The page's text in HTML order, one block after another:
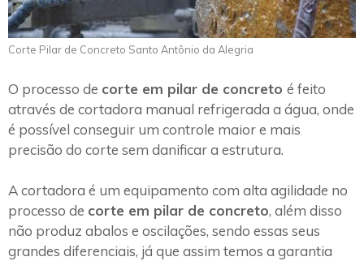
Corte Pilar de Concreto Santo Antônio da Alegria
O processo de corte em pilar de concreto é feito
através de cortadora manual refrigerada a água, onde
é possível conseguir um controle maior e mais
precisão do corte sem danificar a estrutura.
A cortadora é um equipamento com alta agilidade no
processo de corte em pilar de concreto, além disso
não produz abalos e oscilações, sendo essas seus
grandes diferenciais, já que assim temos a garantia